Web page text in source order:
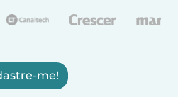
me!